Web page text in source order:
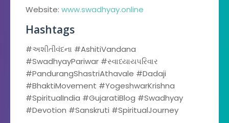
Website: www.swadhyay.online
Hashtags
#અશીતીવંદના #AshitiVandana
#SwadhyayPariwar #સ્વાધ્યાયપરિવાર
#PandurangShastriAthavale #Dadaji
#BhaktiMovement #YogeshwarKrishna
#SpiritualIndia #GujaratiBlog #Swadhyay
#Devotion #Sanskruti #SpiritualJourney